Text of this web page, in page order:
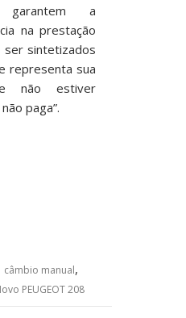
garantem a
na prestação
ser sintetizados
representa sua
não estiver
paga”.
câmbio manual,
PEUGEOT 208